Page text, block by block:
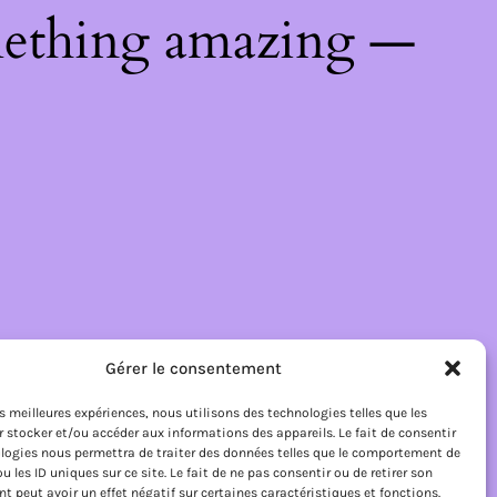
Gérer le consentement
meilleures expériences, nous utilisons des technologies telles que les
stocker et/ou accéder aux informations des appareils. Le fait de consentir
nous permettra de traiter des données telles que le comportement de
les ID uniques sur ce site. Le fait de ne pas consentir ou de retirer son
peut avoir un effet négatif sur certaines caractéristiques et fonctions.
amazing —